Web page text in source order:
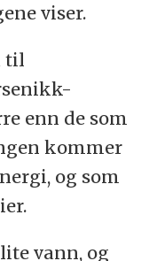
viser.
til
enn de som
kommer
og som
vann, og